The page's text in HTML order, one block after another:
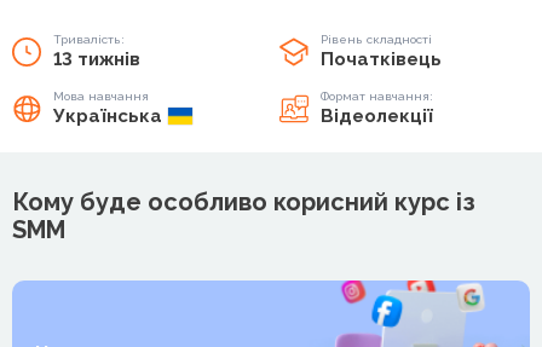
Тривалість:
13 тижнів
Рівень складності
Початківець
Мова навчання
Українська
Формат навчання:
Відеолекції
Кому буде особливо корисний курс із
SMM